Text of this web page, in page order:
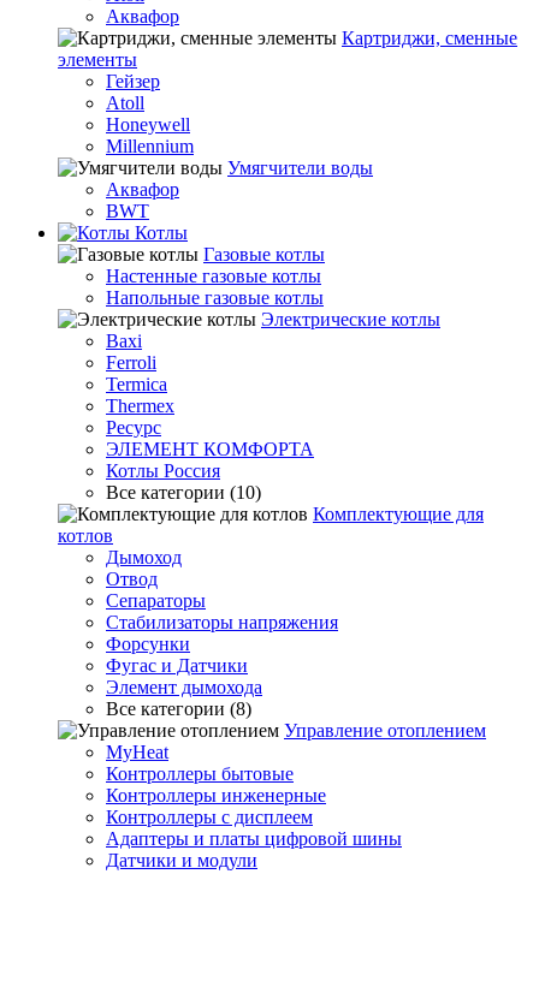
Аквафор
Картриджи, сменные
элементы
Гейзер
Atoll
Honeywell
Millennium
Умягчители воды
Аквафор
BWT
Котлы
Гaзовые котлы
Настенные газовые котлы
Напольные газовые котлы
Электрические котлы
Baxi
Ferroli
Termica
Thermex
Ресурс
ЭЛЕМЕНТ КОМФОРТА
Котлы Россия
Все категории (10)
Комплектующие для
котлов
Дымоход
Отвод
Сепараторы
Стабилизаторы напряжения
Форсунки
Фугас и Датчики
Элемент дымохода
Все категории (8)
Управление отоплением
MyHeat
Контроллеры бытовые
Контроллеры инженерные
Контроллеры с дисплеем
Адаптеры и платы цифровой шины
Датчики и модули